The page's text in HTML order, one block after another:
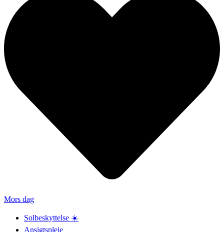
Mors dag
Solbeskyttelse ☀️
Ansigtspleje